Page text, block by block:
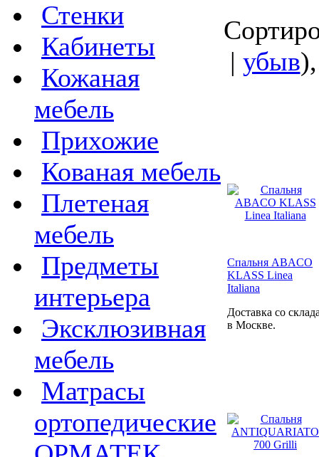
Стенки
Кабинеты
Кожаная
мебель
Прихожие
Кованая мебель
Плетеная
мебель
Предметы
интерьера
Эксклюзивная
мебель
Матрасы
ортопедические
| убыв
Спальня ABACO
KLASS Linea
Italiana
Доставка со
в Москве.